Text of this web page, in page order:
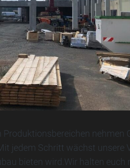
Produktionsbereichen nehmen
jedem Schritt wächst unsere
bieten wird.Wir halten euch